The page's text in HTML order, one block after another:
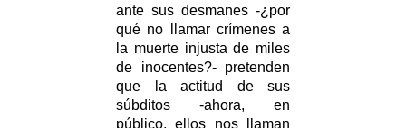
ante sus desmanes -¿por
qué no llamar crímenes a
la muerte injusta de miles
de inocentes?- pretenden
que la actitud de sus
súbditos -ahora, en
público, ellos nos llaman